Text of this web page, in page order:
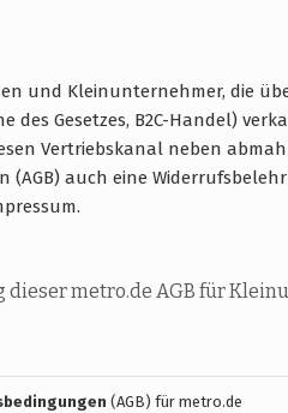
und Kleinunternehmer, die
des Gesetzes, B2C-Handel)
Vertriebskanal neben
(AGB) auch eine
metro.de AGB für
(AGB) für metro.de